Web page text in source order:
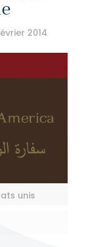
2014
unis